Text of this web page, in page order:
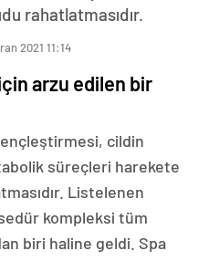
rahatlatmasıdır.
2021 11:14
arzu edilen bir
cildin
süreçleri harekete
Listelenen
kompleksi tüm
biri haline geldi. Spa